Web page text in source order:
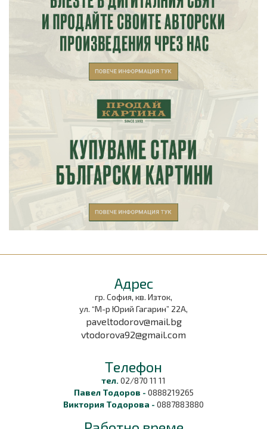
Aдрес
гр. София, кв. Изток,
ул. “М-р Юрий Гагарин” 22А,
paveltodorov@mail.bg
vtodorova92@gmail.com
Tелефон
тел. 02/870 11 11
Павел Тодоров - 0888219265
Виктория Тодорова - 0887883880